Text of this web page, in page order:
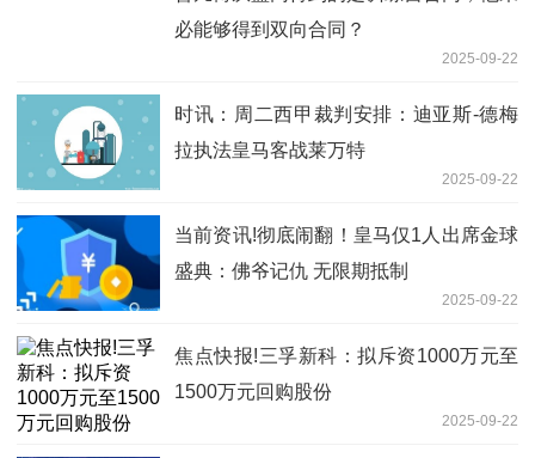
必能够得到双向合同？
2025-09-22
时讯：周二西甲裁判安排：迪亚斯-德梅
拉执法皇马客战莱万特
2025-09-22
当前资讯!彻底闹翻！皇马仅1人出席金球
盛典：佛爷记仇 无限期抵制
2025-09-22
焦点快报!三孚新科：拟斥资1000万元至
1500万元回购股份
2025-09-22